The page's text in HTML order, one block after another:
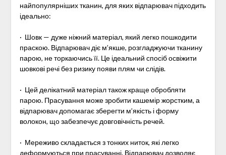
найпопулярніших тканин, для яких відпарювач підходить
ідеально:
· Шовк — дуже ніжний матеріал, який легко пошкодити
праскою. Відпарювач діє м’якше, розгладжуючи тканину
парою, не торкаючись її. Це ідеальний спосіб освіжити
шовкові речі без ризику появи плям чи слідів.
· Цей делікатний матеріал також краще обробляти
парою. Прасування може зробити кашемір жорстким, а
відпарювач допомагає зберегти м’якість і форму
волокон, що забезпечує довговічність речей.
· Мереживо складається з тонких ниток, які легко
деформуються при прасуванні. Відпарювач дозволяє